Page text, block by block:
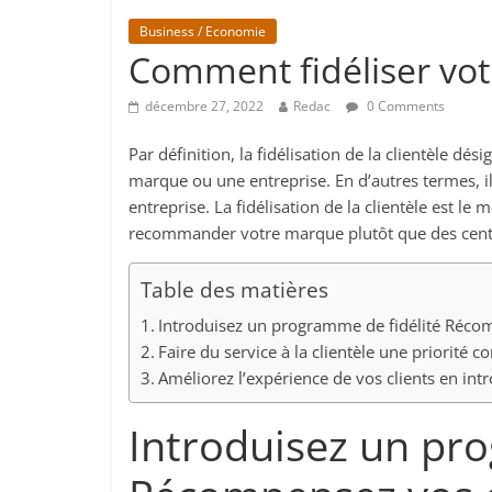
Business / Economie
Comment fidéliser
décembre 27, 2022 Redac 0 Comments
Par définition, la fidélisation de la clientèle
marque ou une entreprise. En d’autres
entreprise. La fidélisation de la clientèle est le
recommander votre marque plutôt que des
Table des matières
Introduisez un programme de fidélité
Faire du service à la clientèle une priorité
Améliorez l’expérience de vos clients en
Introduisez un